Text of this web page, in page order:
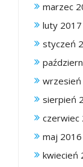
marzec
luty 2017
styczeń
sierpień
czerwiec
maj 2016
kwiecień